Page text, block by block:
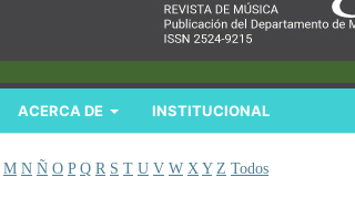
ACERCA DE INSTITUCIONAL
M N Ñ O P Q R S T U V W X Y Z Todos